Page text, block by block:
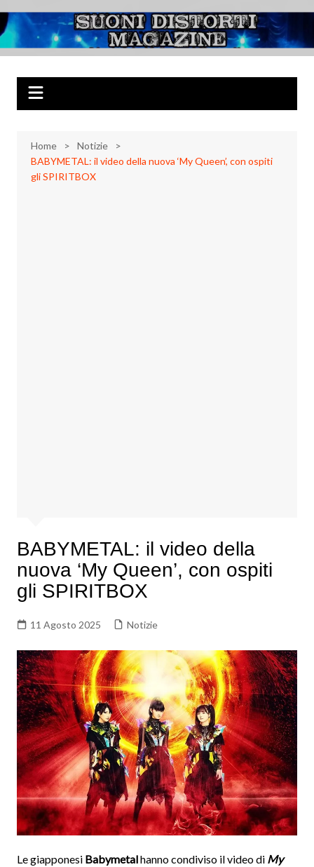
al
contenuto
Suoni Distorti
Magazine
Musica Rock, Metal, Punk e varie sonorità alternative
Home
Notizie
BABYMETAL: il video della nuova ‘My Queen’, con ospiti
gli SPIRITBOX
BABYMETAL: il video della
nuova ‘My Queen’, con ospiti
gli SPIRITBOX
11 Agosto 2025 Notizie
Le giapponesi Babymetalhanno condiviso il video di My